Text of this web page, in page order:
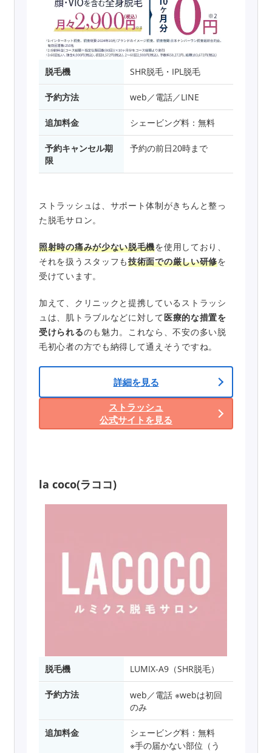
脱毛機 SHR脱毛・IPL脱毛
予約方法 web／電話／LINE
追加料金 シェービング料：無料
予約キャンセル期
限
予約の前日20時まで
ストラッシュは、サポート体制がきちんと整っ
た脱毛サロン。
照射時の痛みが少ない脱毛機を使用しており、
それを扱うスタッフも技術面での厳しい研修を
受けています。
加えて、クリニックと提携しているストラッシ
ュは、肌トラブルなどに対して医療的な措置を
受けられるのも魅力。これなら、不安の多い脱
毛初心者の方でも納得して通えそうですね。
詳細を見る
ストラッシュ
公式サイトを見る
la coco(ラココ)
脱毛機 LUMIX-A9（SHR脱毛）
予約方法
web／電話 ※webは初回
のみ
追加料金
シェービング料：無料
※手の届かない部位（う